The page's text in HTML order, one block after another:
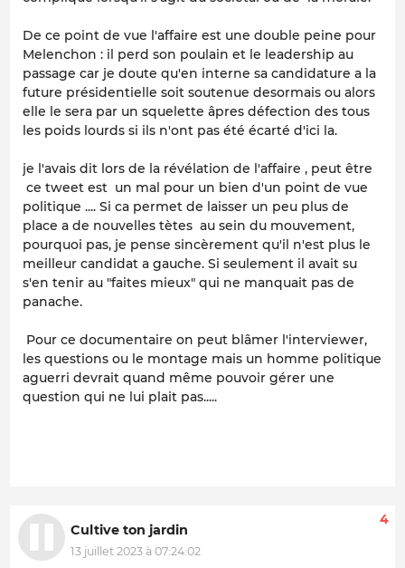
De ce point de vue l'affaire est une double peine pour
Melenchon : il perd son poulain et le leadership au
passage car je doute qu'en interne sa candidature a la
future présidentielle soit soutenue desormais ou alors
elle le sera par un squelette âpres défection des tous
les poids lourds si ils n'ont pas été écarté d'ici la.
je l'avais dit lors de la révélation de l'affaire , peut être
ce tweet est un mal pour un bien d'un point de vue
politique .... Si ca permet de laisser un peu plus de
place a de nouvelles tètes au sein du mouvement,
pourquoi pas, je pense sincèrement qu'il n'est plus le
meilleur candidat a gauche. Si seulement il avait su
s'en tenir au "faites mieux" qui ne manquait pas de
panache.
Pour ce documentaire on peut blâmer l'interviewer,
les questions ou le montage mais un homme politique
aguerri devrait quand même pouvoir gérer une
question qui ne lui plait pas.....
Cultive ton jardin
13 juillet 2023 à 07:24:02
4